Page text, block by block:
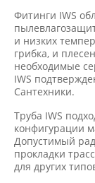
Фитинги IWS
и низких
грибка, и
необходимые
IWS
Сантехники.
Труба IWS
конфигурации
Допустимый
прокладки
для других